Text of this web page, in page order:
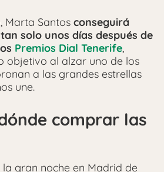
Marta Santos conseguirá
solo unos días después de
Premios Dial Tenerife
objetivo al alzar uno de los
a las grandes estrellas
une.
comprar las
gran noche en Madrid de